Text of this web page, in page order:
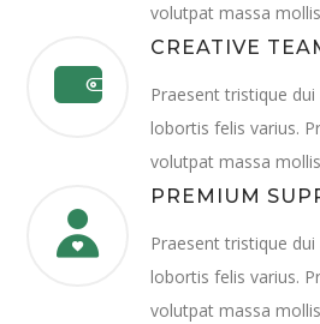
volutpat massa
CREATIVE
Praesent tristique
lobortis felis varius.
volutpat massa
PREMIUM
Praesent tristique
lobortis felis varius.
volutpat massa